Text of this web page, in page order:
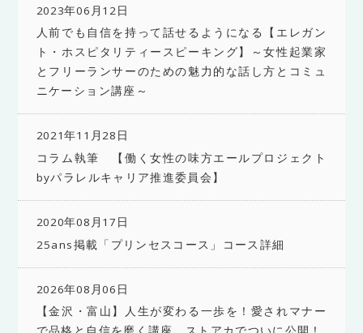
2023年06月12日
人前でも自信を持って話せるようになる【エレガン
ト・ホスピタリティースピーキング】～女性起業家
とフリーランサーのための魅力的な話し方とコミュ
ニケーション講座～
2021年11月28日
コラム執筆 【働く女性の味方エールプロジェクト
byパラレルキャリア推進委員会】
2020年08月17日
25ans掲載「プリンセスコース」コース詳細
2026年08月06日
【金沢・富山】人生が変わる一歩を！愛されマナー